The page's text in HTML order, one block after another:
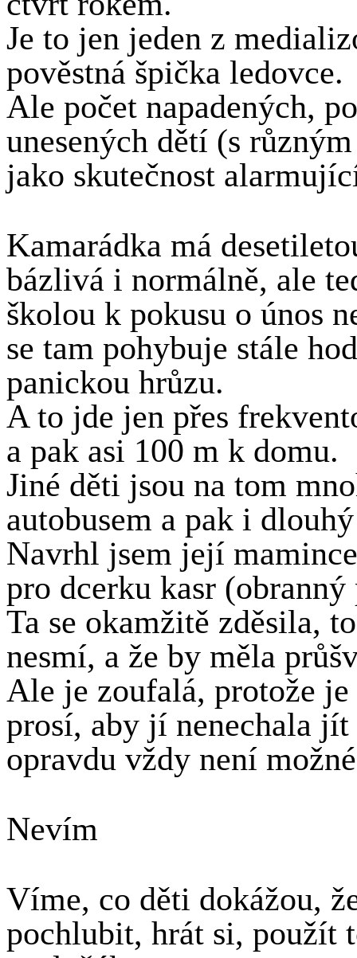
Je to jen jeden z
pověstná špička ledovce.
Ale počet napadených,
unesených dětí (s
jako skutečnost
Kamarádka má
bázlivá i normálně, ale
školou k pokusu o únos
se tam pohybuje stále
panickou hrůzu.
A to jde jen přes
a pak asi 100 m k domu.
Jiné děti jsou na tom
autobusem a pak i
Navrhl jsem její
pro dcerku kasr
Ta se okamžitě zděsila,
nesmí, a že by měla
Ale je zoufalá, protože je
prosí, aby jí nenechala jít
opravdu vždy není
Nevím
Víme, co děti dokážou,
pochlubit, hrát si, použít